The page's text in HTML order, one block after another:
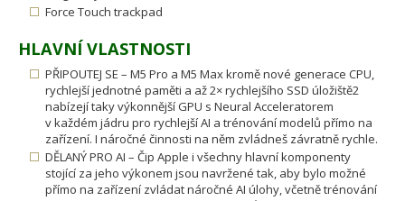
Force Touch trackpad
HLAVNÍ VLASTNOSTI
PŘIPOUTEJ SE – M5 Pro a M5 Max kromě nové generace CPU,
rychlejší jednotné paměti a až 2× rychlejšího SSD úložiště2
nabízejí taky výkonnější GPU s Neural Acceleratorem
v každém jádru pro rychlejší AI a trénování modelů přímo na
zařízení. I náročné činnosti na něm zvládneš závratně rychle.
DĚLANÝ PRO AI – Čip Apple i všechny hlavní komponenty
stojící za jeho výkonem jsou navržené tak, aby bylo možné
přímo na zařízení zvládat náročné AI úlohy, včetně trénování